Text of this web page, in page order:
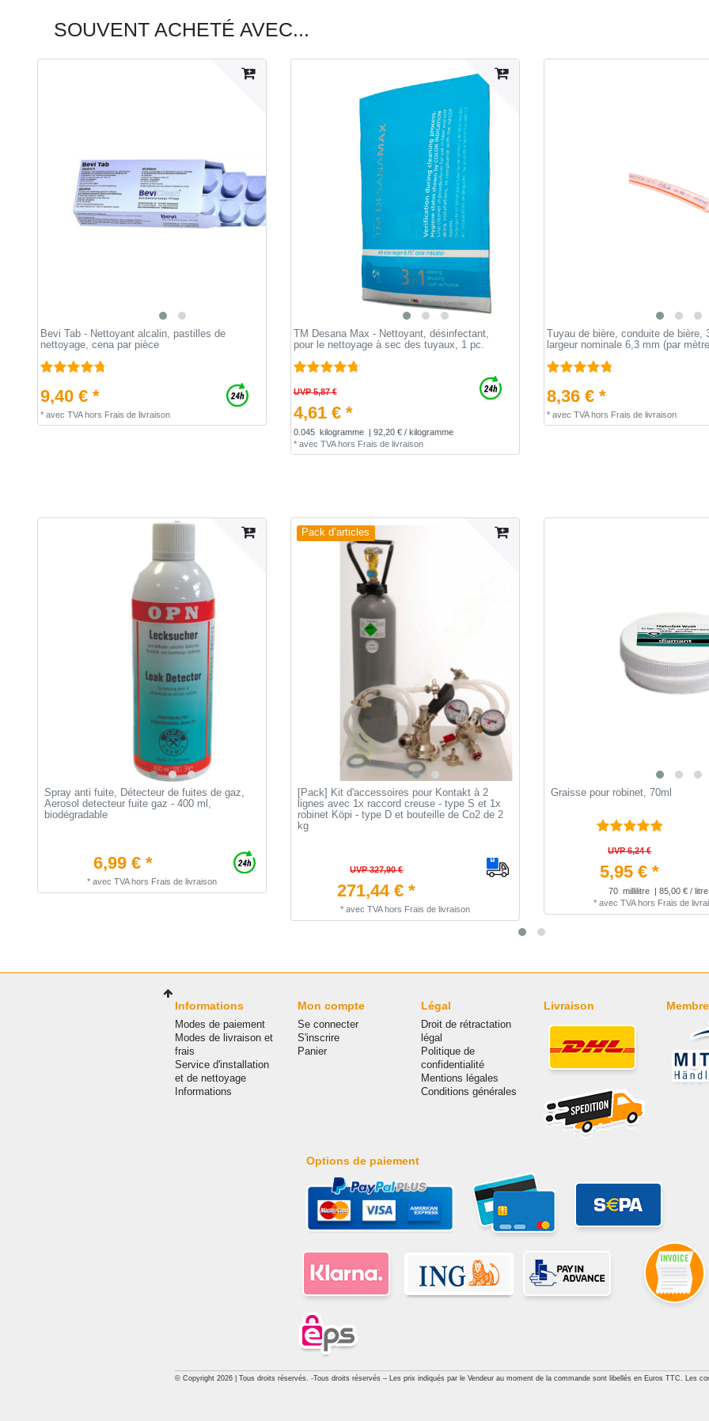
SOUVENT ACHETÉ AVEC...
Bevi Tab - Nettoyant alcalin, pastilles de
nettoyage, сena par pièce
9,40 € *
* avec TVAhors Frais de livraison
TM Desana Max - Nettoyant, désinfectant,
pour le nettoyage à sec des tuyaux, 1 pc.
UVP 5,87 €
4,61 € *
0.045 kilogramme
| 92,20 € / kilogramme
* avec TVAhors Frais de livraison
Tuyau de bière, conduite de bière,
largeur nominale 6,3 mm (par
8,36 € *
* avec TVAhors Frais de livraison
Spray anti fuite, Détecteur de fuites de gaz,
Aerosol detecteur fuite gaz - 400 ml,
biodégradable
6,99 € *
* avec TVAhors Frais de livraison
Pack d’articles
[Pack] Kit d'accessoires pour Kontakt à 2
lignes avec 1x raccord creuse - type S et 1x
robinet Köpi - type D et bouteille de Co2 de 2
kg
UVP 327,90 €
271,44 € *
* avec TVAhors Frais de livraison
Graisse pour robinet, 70ml
UVP 6,24 €
5,95 € *
70 millilitre
| 85,00 € / litre
* avec TVAhors Frais de
Informations
Modes de paiement
Modes de livraison et
frais
Service d'installation
et de nettoyage
Informations
Mon compte
Se connecter
S'inscrire
Panier
Légal
Droit de rétractation
légal
Politique de
confidentialité
Mentions légales
Conditions générales
Livraison
Options de paiement
© Copyright 2026 | Tous droits réservés. -Tous droits réservés – Les prix indiqués par le Vendeur au moment de la commande sont libellés en Euros TTC. Les